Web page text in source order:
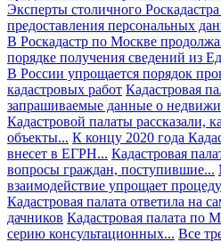
Эксперты столичного
предоставления персональных
В Роскадастр по Москве
порядке получения сведений из
В России упрощается порядок
кадастровых работ Кадастровая
запрашиваемые данные о
Кадастровой палаты рассказали,
объекты... К концу 2020 года
внесет в ЕГРН... Кадастровая
вопросы граждан, поступившие...
взаимодействие упрощает
Кадастровая палата ответила на
дачников Кадастровая палата по
серию консультационных... Все